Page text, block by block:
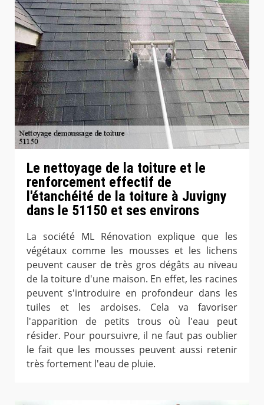
Le nettoyage de la toiture et le
renforcement effectif de
l'étanchéité de la toiture à Juvigny
dans le 51150 et ses environs
La société ML Rénovation explique que les
végétaux comme les mousses et les lichens
peuvent causer de très gros dégâts au niveau
de la toiture d'une maison. En effet, les racines
peuvent s'introduire en profondeur dans les
tuiles et les ardoises. Cela va favoriser
l'apparition de petits trous où l'eau peut
résider. Pour poursuivre, il ne faut pas oublier
le fait que les mousses peuvent aussi retenir
très fortement l'eau de pluie.